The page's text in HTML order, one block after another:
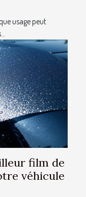
usage peut
film de
véhicule